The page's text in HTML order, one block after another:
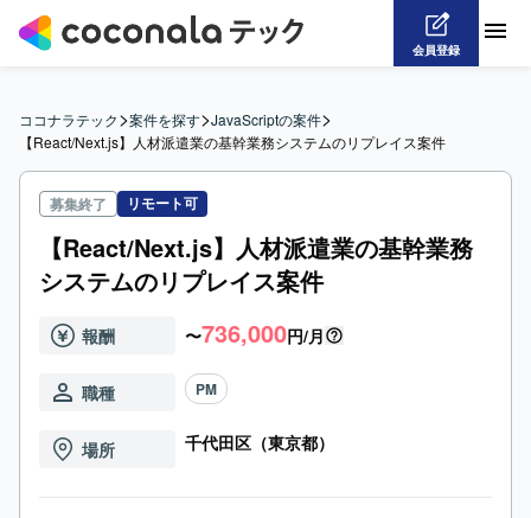
会員登録
ココナラテック>案件を探す>JavaScriptの案件>
【React/Next.js】人材派遣業の基幹業務システムのリプレイス案件
募集終了 リモート可
【React/Next.js】人材派遣業の基幹業務
システムのリプレイス案件
報酬 〜736,000円/月
職種 PM
場所 千代田区（東京都）